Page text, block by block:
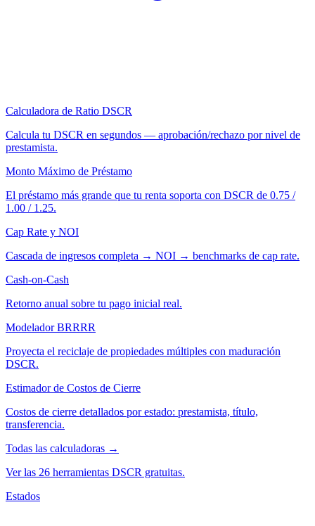
Calculadora de Ratio DSCR
Calcula tu DSCR en segundos — aprobación/rechazo por nivel de
prestamista.
Monto Máximo de Préstamo
El préstamo más grande que tu renta soporta con DSCR de 0.75 /
1.00 / 1.25.
Cap Rate y NOI
Cascada de ingresos completa → NOI → benchmarks de cap rate.
Cash-on-Cash
Retorno anual sobre tu pago inicial real.
Modelador BRRRR
Proyecta el reciclaje de propiedades múltiples con maduración
DSCR.
Estimador de Costos de Cierre
Costos de cierre detallados por estado: prestamista, título,
transferencia.
Todas las calculadoras →
Ver las 26 herramientas DSCR gratuitas.
Estados